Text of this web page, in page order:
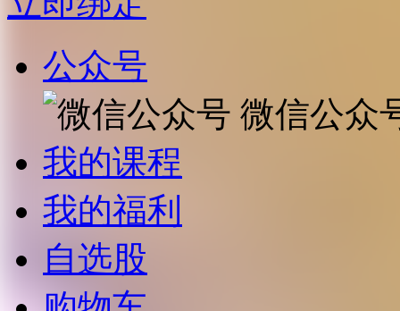
公众号
微信公众
我的课程
我的福利
自选股